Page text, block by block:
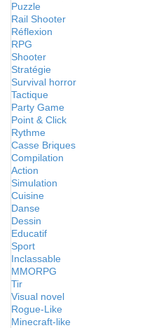
Puzzle
Rail Shooter
Réflexion
RPG
Shooter
Stratégie
Survival horror
Tactique
Party Game
Point & Click
Rythme
Casse Briques
Compilation
Action
Simulation
Cuisine
Danse
Dessin
Educatif
Sport
Inclassable
MMORPG
Tir
Visual novel
Rogue-Like
Minecraft-like